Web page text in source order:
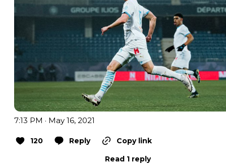
7:13 PM · May 16, 2021
120 Reply
Copy link
Read 1 reply